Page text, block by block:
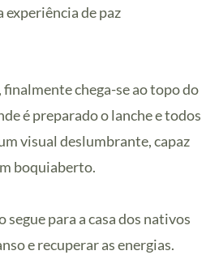
de paz
finalmente chega-se ao topo do
é preparado o lanche e todos
visual deslumbrante, capaz
boquiaberto.
segue para a casa dos nativos
e recuperar as energias.